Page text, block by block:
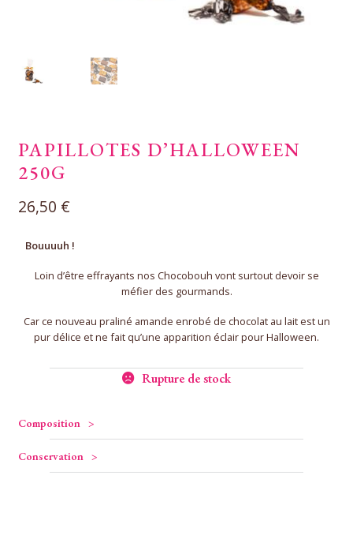
PAPILLOTES D’HALLOWEEN
250G
26,50 €
Bouuuuh !
Loin d’être effrayants nos Chocobouh vont surtout devoir se
méfier des gourmands.
Car ce nouveau praliné amande enrobé de chocolat au lait est un
pur délice et ne fait qu’une apparition éclair pour Halloween.
Rupture de stock
Composition
Conservation